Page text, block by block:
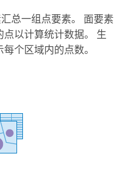
总一组点要素。 面要素
以计算统计数据。 生
个区域内的点数。